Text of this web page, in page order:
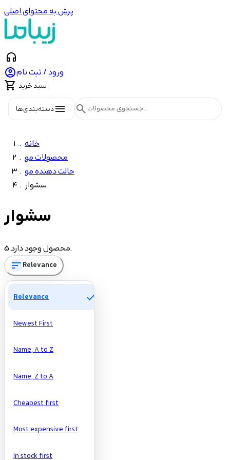
پرش به محتوای اصلی
headphones
ورود / ثبت نام
 سبد خرید
menuدسته‌بندی‌ها search
خانه
محصولات مو
حالت دهنده مو
سشوار
تومان
تومان
Manufacturers
سشوار
5 محصول وجود دارد.
sortRelevance
Relevance check
Newest First
Name, A to Z
Name, Z to A
Cheapest first
Most expensive first
In stock first